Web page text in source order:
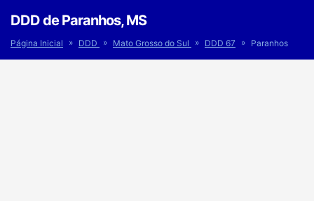
DDD de Paranhos, MS
Página Inicial » DDD » Mato Grosso do Sul » DDD 67 » Paranhos